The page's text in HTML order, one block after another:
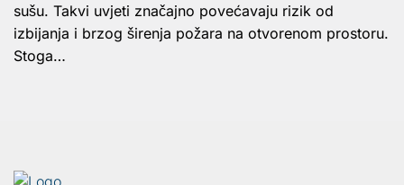
sušu. Takvi uvjeti značajno povećavaju rizik od
izbijanja i brzog širenja požara na otvorenom prostoru.
Stoga…